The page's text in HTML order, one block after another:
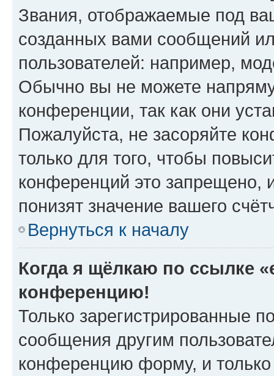
Звания, отображаемые под
созданных вами сообщений
пользователей: например,
Обычно вы не можете
конференции, так как они
Пожалуйста, не засоряйте
только для того, чтобы
конференций это запрещено,
понизят значение вашего
Вернуться к началу
Когда я щёлкаю по ссылке
конференцию!
Только зарегистрированные
сообщения другим
конференцию форму, и